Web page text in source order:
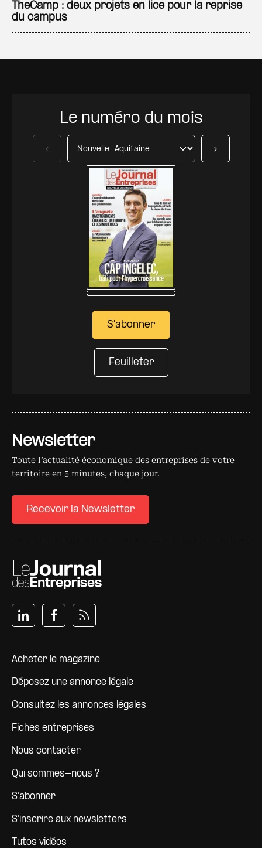
TheCamp : deux projets en lice pour la reprise
du campus
Newsletter
Toute l’actualité économique des entreprises de votre
territoire en 5 minutes, chaque jour.
Recevoir la Newsletter
Pied de page
Acheter le magazine
Déposez une annonce légale
Consultez les annonces légales
Fiches entreprises
Nous contacter
Qui sommes-nous ?
S'abonner
S'inscrire aux newsletters
Tutos vidéos
Le numéro du mois
S'abonner
Feuilleter
Précédent Suivant